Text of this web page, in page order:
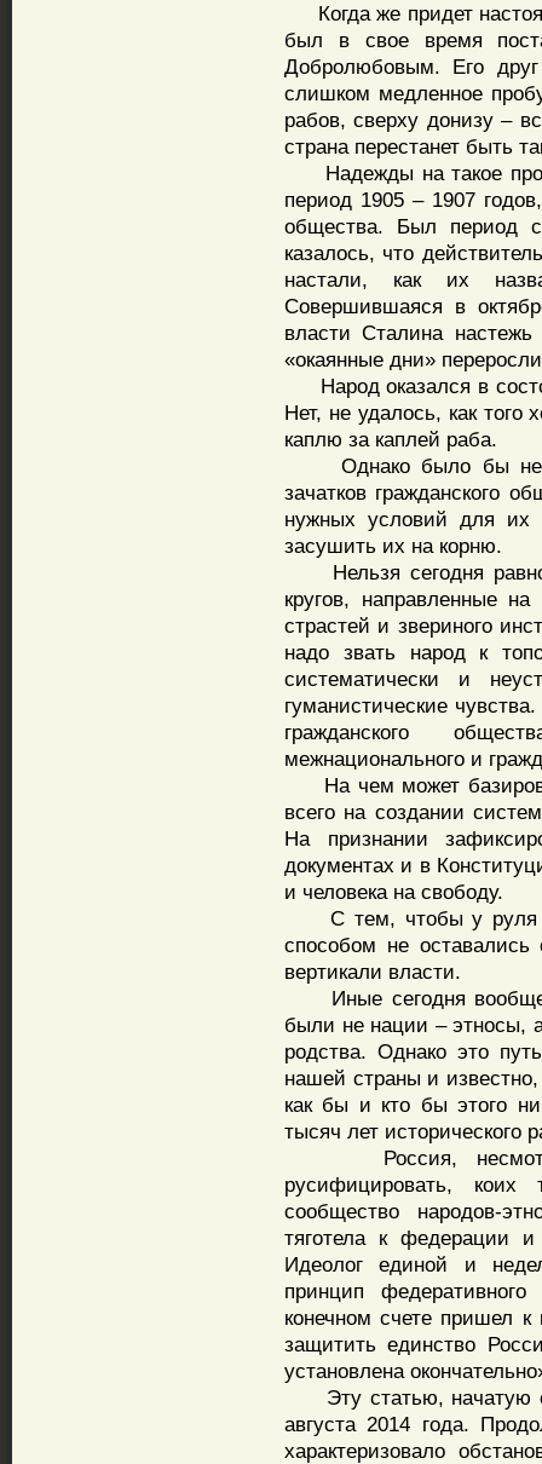
Когда же придет
был в свое время
Добролюбовым. Его
слишком медленное
рабов, сверху донизу –
страна перестанет быть
Надежды на такое
период 1905 – 1907
общества. Был период
казалось, что
настали, как их
Совершившаяся в
власти Сталина
«окаянные дни»
Народ оказался в
Нет, не удалось, как того
каплю за каплей раба.
Однако было бы
зачатков гражданского
нужных условий для их
засушить их на корню.
Нельзя сегодня
кругов, направленные
страстей и звериного
надо звать народ к
систематически и
гуманистические
гражданского
межнационального и
На чем может
всего на создании
На признании
документах и в
и человека на свободу.
С тем, чтобы у руля
способом не
вертикали власти.
Иные сегодня вообще
были не нации – этносы,
родства. Однако это
нашей страны и
как бы и кто бы этого
тысяч лет исторического
Россия, несмотря
русифицировать,
сообщество народов-
тяготела к федерации и
Идеолог единой и
принцип
конечном счете пришел
защитить единство
установлена
Эту статью, начатую
августа 2014 года.
характеризовало